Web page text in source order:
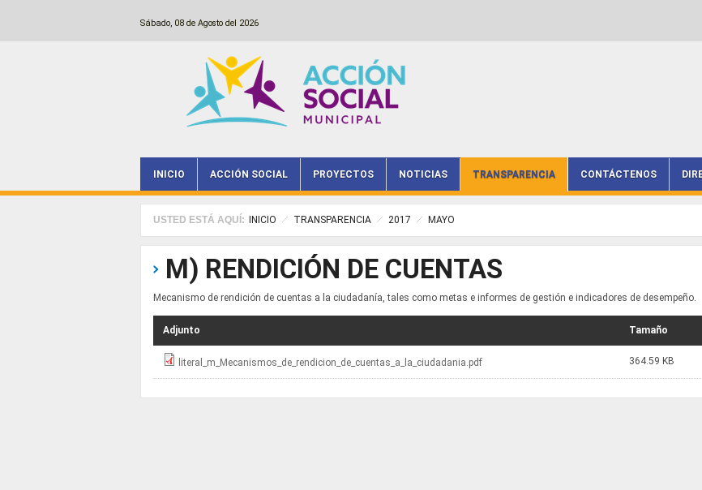
Sábado, 08 de Agosto del 2026
Main menu
INICIO ACCIÓN SOCIAL PROYECTOS NOTICIAS TRANSPARENCIA CONTÁCTENOS
USTED ESTÁ AQUÍ: INICIO TRANSPARENCIA 2017 MAYO
M) RENDICIÓN DE CUENTAS
Mecanismo de rendición de cuentas a la ciudadanía, tales como metas e informes de gestión e indicadores de desempeño.
Adjunto Tamaño
literal_m_Mecanismos_de_rendicion_de_cuentas_a_la_ciudadania.pdf 364.59 KB